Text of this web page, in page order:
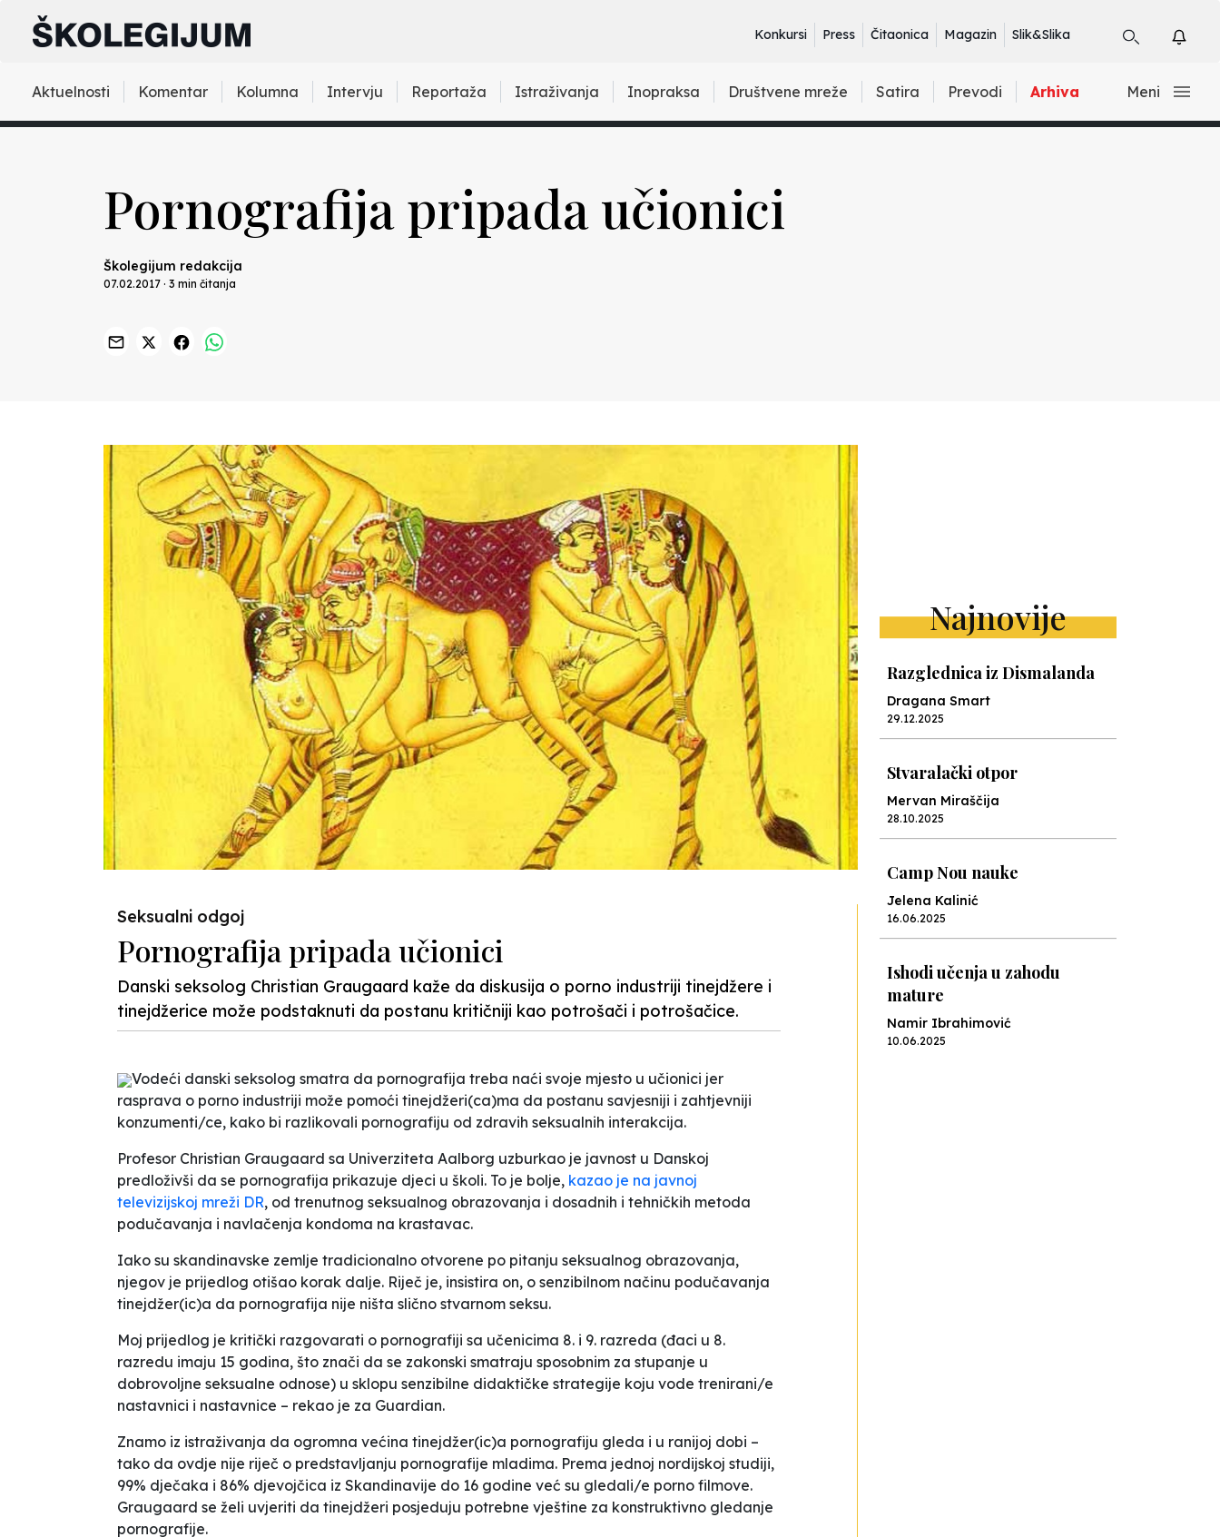
Konkursi Press Čitaonica Magazin Slik&Slika
Aktuelnosti Komentar Kolumna Intervju Reportaža Istraživanja Inopraksa Društvene mreže Satira Prevodi Arhiva Meni
Pornografija pripada učionici
Školegijum redakcija
07.02.2017 · 3 min čitanja
Seksualni odgoj
Pornografija pripada učionici
Danski seksolog Christian Graugaard kaže da diskusija o porno industriji tinejdžere i
tinejdžerice može podstaknuti da postanu kritičniji kao potrošači i potrošačice.
Vodeći danski seksolog smatra da pornografija treba naći svoje mjesto u učionici jer
rasprava o porno industriji može pomoći tinejdžeri(ca)ma da postanu savjesniji i zahtjevniji
konzumenti/ce, kako bi razlikovali pornografiju od zdravih seksualnih interakcija.
Profesor Christian Graugaard sa Univerziteta Aalborg uzburkao je javnost u Danskoj
predloživši da se pornografija prikazuje djeci u školi. To je bolje, kazao je na javnoj
televizijskoj mreži DR, od trenutnog seksualnog obrazovanja i dosadnih i tehničkih metoda
podučavanja i navlačenja kondoma na krastavac.
Iako su skandinavske zemlje tradicionalno otvorene po pitanju seksualnog obrazovanja,
njegov je prijedlog otišao korak dalje. Riječ je, insistira on, o senzibilnom načinu podučavanja
tinejdžer(ic)a da pornografija nije ništa slično stvarnom seksu.
Moj prijedlog je kritički razgovarati o pornografiji sa učenicima 8. i 9. razreda (đaci u 8.
razredu imaju 15 godina, što znači da se zakonski smatraju sposobnim za stupanje u
dobrovoljne seksualne odnose) u sklopu senzibilne didaktičke strategije koju vode trenirani/e
nastavnici i nastavnice – rekao je za Guardian.
Znamo iz istraživanja da ogromna većina tinejdžer(ic)a pornografiju gleda i u ranijoj dobi –
tako da ovdje nije riječ o predstavljanju pornografije mladima. Prema jednoj nordijskoj studiji,
99% dječaka i 86% djevojčica iz Skandinavije do 16 godine već su gledali/e porno filmove.
Graugaard se želi uvjeriti da tinejdžeri posjeduju potrebne vještine za konstruktivno gledanje
pornografije.
Najnovije
Razglednica iz Dismalanda
Dragana Smart
29.12.2025
Stvaralački otpor
Mervan Miraščija
28.10.2025
Camp Nou nauke
Jelena Kalinić
16.06.2025
Ishodi učenja u zahodu
mature
Namir Ibrahimović
10.06.2025